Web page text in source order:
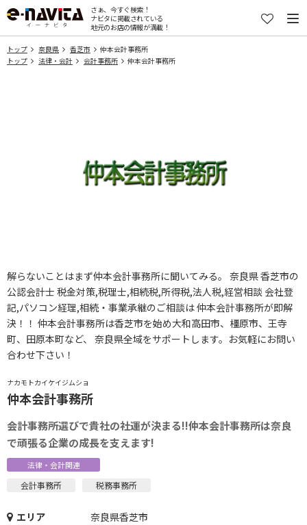
さぁ、今すぐ検索！
ナビタに掲載されている
地元のお店の情報が満載！
トップ 奈良県 香芝市
仲本会計事務所
トップ
法律・会計 会計事務所 仲本会計事務所
ナカモトカイケイジムショ
仲本会計事務所
会計事務所選びで貴社の社運が決まる!!仲本会計事務所は奈良
で頑張る企業の成長を支えます!
法律・会計関連
会計事務所 税務事務所
エリア
奈良県香芝市
解らないことはまず仲本会計事務所に聞いてみる。 奈良県 香芝市の
公認会計士 税金対策,税理士,相続税,所得税,法人税,経営相談 会社登
記,パソコン経理,相続・事業承継のご相談は 仲本会計事務所が即解
決！！ 仲本会計事務所は香芝市を始め大和高田市、橿原市、王寺
町、田原本町など、 奈良県全域をサポートします。お気軽にお問い
合わせ下さい！